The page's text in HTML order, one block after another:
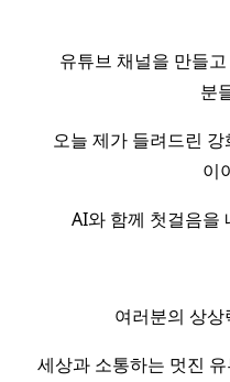
유튜브 채널을 만들
분
오늘 제가 들려드린
이
AI와 함께 첫걸음을
여러분의 상
세상과 소통하는 멋진